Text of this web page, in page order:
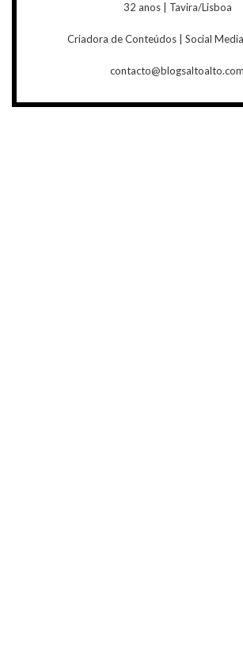
32 anos | Tavira/Lisboa
Criadora de Conteúdos | Social
contacto@blogsaltoalto.com